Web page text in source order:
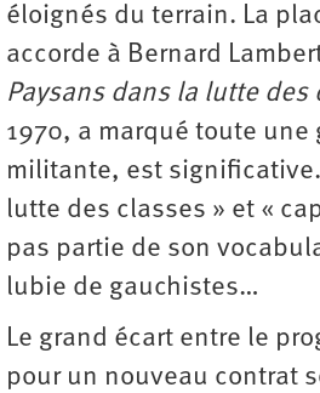
éloignés du terrain. La
accorde à Bernard
Paysans dans la lutte des
1970, a marqué toute une
militante, est
lutte des classes » et «
pas partie de son
lubie de gauchistes…
Le grand écart entre le
pour un nouveau contrat